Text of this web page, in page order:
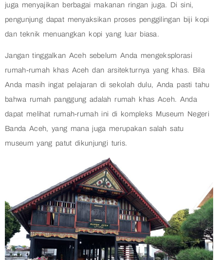
juga menyajikan berbagai makanan ringan juga. Di sini,
pengunjung dapat menyaksikan proses penggilingan biji kopi
dan teknik menuangkan kopi yang luar biasa.
Jangan tinggalkan Aceh sebelum Anda mengeksplorasi
rumah-rumah khas Aceh dan arsitekturnya yang khas. Bila
Anda masih ingat pelajaran di sekolah dulu, Anda pasti tahu
bahwa rumah panggung adalah rumah khas Aceh. Anda
dapat melihat rumah-rumah ini di kompleks Museum Negeri
Banda Aceh, yang mana juga merupakan salah satu
museum yang patut dikunjungi turis.